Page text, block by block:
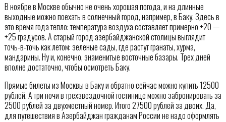
В ноябре в Москве обычно не очень хорошая погода, и на длинные
выходные можно поехать в солнечный город, например, в Баку. Здесь в
это время года тепло: температура воздуха составляет примерно +20 —
+25 градусов. А старый город азербайджанской столицы выглядит
точь-в-точь как летом: зеленые сады, где растут гранаты, хурма,
мандарины. Ну и, конечно, знаменитые восточные базары. Трех дней
вполне достаточно, чтобы осмотреть Баку.
Прямые билеты из Москвы в Баку и обратно сейчас можно купить 12500
рублей. А три ночи в трехзвездочной гостинице можно забронировать за
2500 рублей за двухместный номер. Итого 27500 рублей за двоих. Да,
для путешествия в Азербайджан гражданам России не надо оформлять